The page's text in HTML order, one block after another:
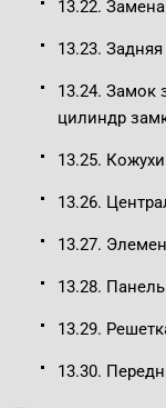
13.22.
13.23.
13.24. Замок
цилиндр
13.25.
13.26.
13.27.
13.28.
13.29.
13.30.